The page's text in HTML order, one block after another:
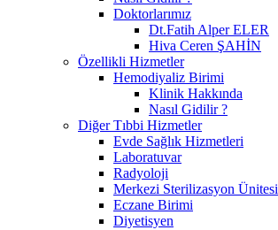
Doktorlarımız
Dt.Fatih Alper ELER
Hiva Ceren ŞAHİN
Özellikli Hizmetler
Hemodiyaliz Birimi
Klinik Hakkında
Nasıl Gidilir ?
Diğer Tıbbi Hizmetler
Evde Sağlık Hizmetleri
Laboratuvar
Radyoloji
Merkezi Sterilizasyon Ünitesi
Eczane Birimi
Diyetisyen